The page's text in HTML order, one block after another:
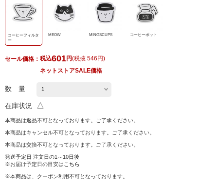
コーヒーフィルタ
ー
MEOW MINGSCUPS コーヒーポット
セール価格： 税込601円(税抜 546円)
ネットストアSALE価格
数 量
在庫状況 △
本商品は返品不可となっております。ご了承ください。
本商品はキャンセル不可となっております。ご了承ください。
本商品は交換不可となっております。ご了承ください。
発送予定日 注文日の1～10日後
※お届け予定日の目安は こちら
※本商品は、クーポン利用不可となっております。